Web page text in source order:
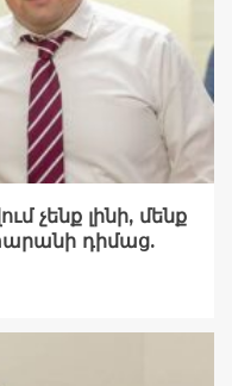
չենք լինի, մենք
դիմաց.